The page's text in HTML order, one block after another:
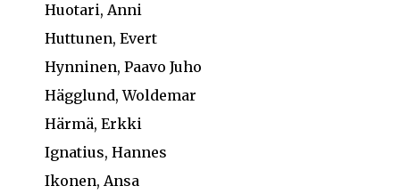
Huotari, Anni
Huttunen, Evert
Hynninen, Paavo Juho
Hägglund, Woldemar
Härmä, Erkki
Ignatius, Hannes
Ikonen, Ansa